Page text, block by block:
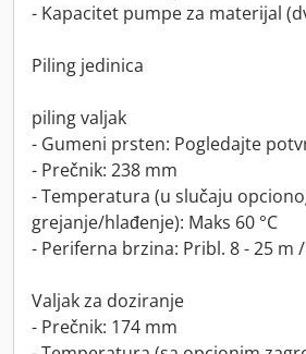
- Kapacitet pumpe za materijal
Piling jedinica
piling valjak
- Gumeni prsten: Pogledajte
- Prečnik: 238 mm
- Temperatura (u slučaju
grejanje/hlađenje): Maks 60 °C
- Periferna brzina: Pribl. 8 - 25 m
Valjak za doziranje
- Prečnik: 174 mm